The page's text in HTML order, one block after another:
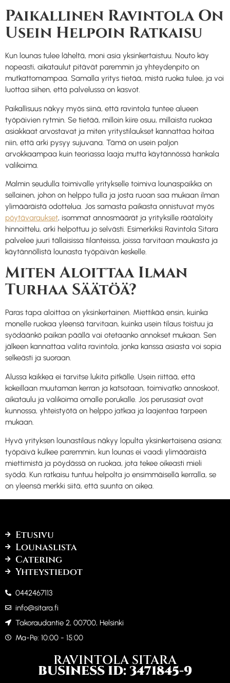
Paikallinen Ravintola On
Usein Helpoin Ratkaisu
Kun lounas tulee läheltä, moni asia yksinkertaistuu. Nouto käy
nopeasti, aikataulut pitävät paremmin ja yhteydenpito on
mutkattomampaa. Samalla yritys tietää, mistä ruoka tulee, ja voi
luottaa siihen, että palvelussa on kasvot.
Paikallisuus näkyy myös siinä, että ravintola tuntee alueen
työpäivien rytmin. Se tietää, milloin kiire osuu, millaista ruokaa
asiakkaat arvostavat ja miten yritystilaukset kannattaa hoitaa
niin, että arki pysyy sujuvana. Tämä on usein paljon
arvokkaampaa kuin teoriassa laaja mutta käytännössä hankala
valikoima.
Malmin seudulla toimivalle yritykselle toimiva lounaspaikka on
sellainen, johon on helppo tulla ja josta ruoan saa mukaan ilman
ylimääräistä odottelua. Jos samasta paikasta onnistuvat myös
pöytävaraukset, isommat annosmäärät ja yrityksille räätälöity
hinnoittelu, arki helpottuu jo selvästi. Esimerkiksi Ravintola Sitara
palvelee juuri tällaisissa tilanteissa, joissa tarvitaan maukasta ja
käytännöllistä lounasta työpäivän keskelle.
Miten Aloittaa Ilman
Turhaa Säätöä?
Paras tapa aloittaa on yksinkertainen. Miettikää ensin, kuinka
monelle ruokaa yleensä tarvitaan, kuinka usein tilaus toistuu ja
syödäänkö paikan päällä vai otetaanko annokset mukaan. Sen
jälkeen kannattaa valita ravintola, jonka kanssa asiasta voi sopia
selkeästi ja suoraan.
Alussa kaikkea ei tarvitse lukita pitkälle. Usein riittää, että
kokeillaan muutaman kerran ja katsotaan, toimivatko annoskoot,
aikataulu ja valikoima omalle porukalle. Jos perusasiat ovat
kunnossa, yhteistyötä on helppo jatkaa ja laajentaa tarpeen
mukaan.
Hyvä yrityksen lounastilaus näkyy lopulta yksinkertaisena asiana:
työpäivä kulkee paremmin, kun lounas ei vaadi ylimääräistä
miettimistä ja pöydässä on ruokaa, jota tekee oikeasti mieli
syödä. Kun ratkaisu tuntuu helpolta jo ensimmäisellä kerralla, se
on yleensä merkki siitä, että suunta on oikea.
RAVINTOLA SITARA
BUSINESS ID: 3471845-9
0442467113
info@sitara.fi
Takoraudantie 2, 00700, Helsinki
Ma-Pe: 10:00 - 15:00
Etusivu
Lounaslista
Catering
Yhteystiedot